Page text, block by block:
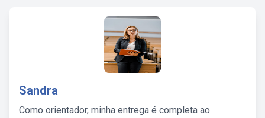
Sandra
Como orientador, minha entrega é completa ao